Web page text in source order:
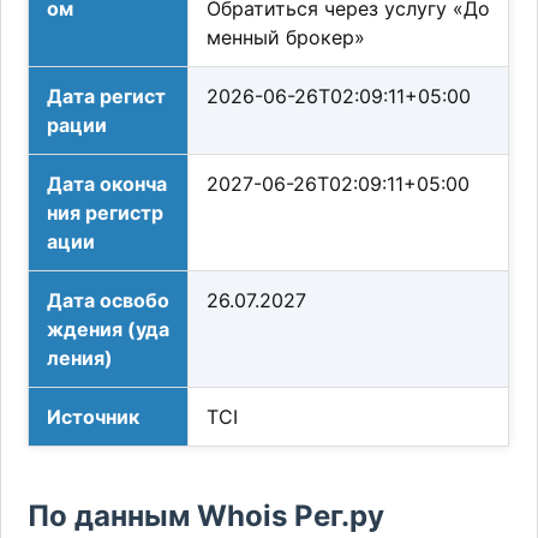
ом
Обратиться через услугу «До
менный брокер»
Дата регист
рации
2026-06-26T02:09:11+05:00
Дата оконча
ния регистр
ации
2027-06-26T02:09:11+05:00
Дата освобо
ждения (уда
ления)
26.07.2027
Источник TCI
По данным Whois Рег.ру